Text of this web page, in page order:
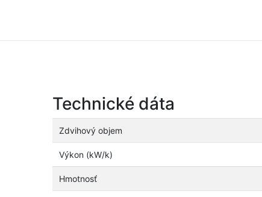
Technické dáta
Zdvihový objem
Výkon (kW/k)
Hmotnosť